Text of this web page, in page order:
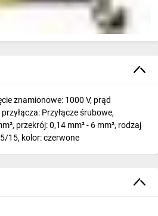
znamionowe: 1000 V, prąd
Przyłącze śrubowe,
przekrój: 0,14 mm² - 6 mm², rodzaj
15, kolor: czerwone